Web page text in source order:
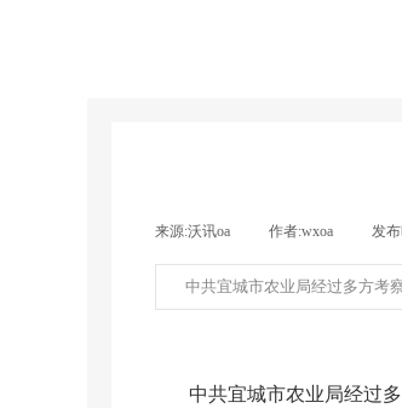
来源:沃讯oa 作者:wxoa 发
中共宜城市农业局经过多方考
中共宜城市农业局经过